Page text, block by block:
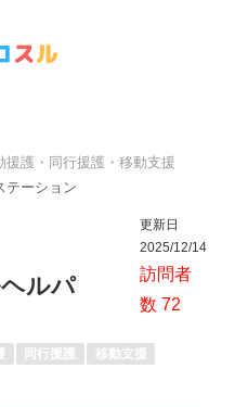
援護・同行援護・移動支援
テーション
ルパ
更新日
2025/12/14
訪問者
数 72
同行援護 移動支援